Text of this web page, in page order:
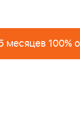
месяцев 100%